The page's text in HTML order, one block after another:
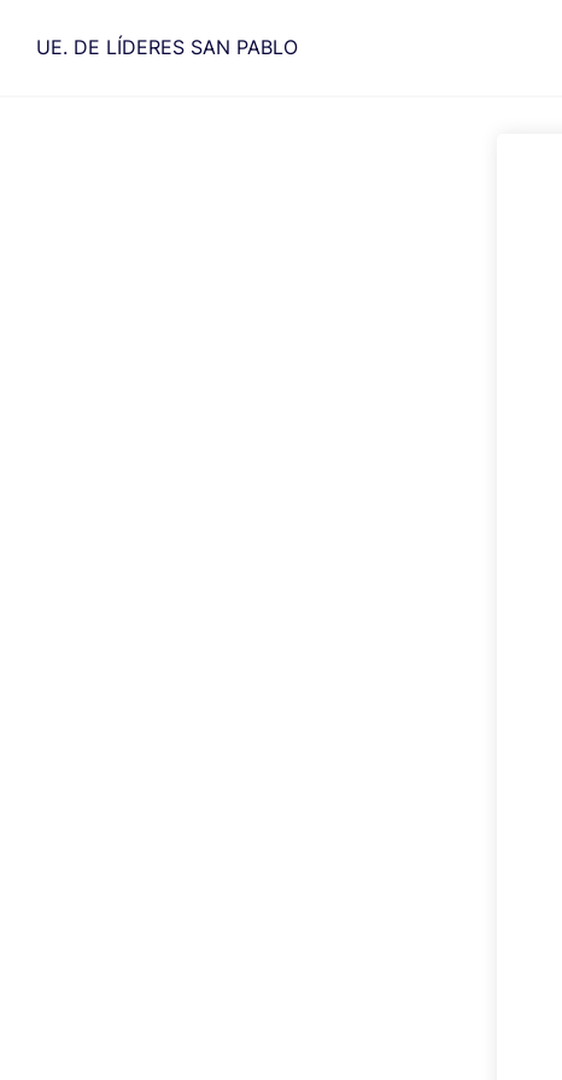
UE. DE LÍDERES SAN PABLO